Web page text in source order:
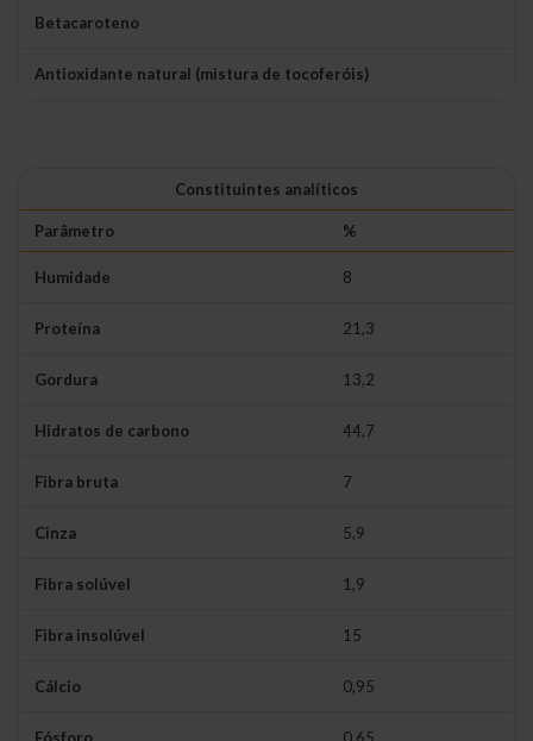
Betacaroteno
Antioxidante natural (mistura de tocoferóis)
Constituintes analíticos
Parâmetro %
Humidade 8
Proteína 21,3
Gordura 13,2
Hidratos de carbono 44,7
Fibra bruta 7
Cinza 5,9
Fibra solúvel 1,9
Fibra insolúvel 15
Cálcio 0,95